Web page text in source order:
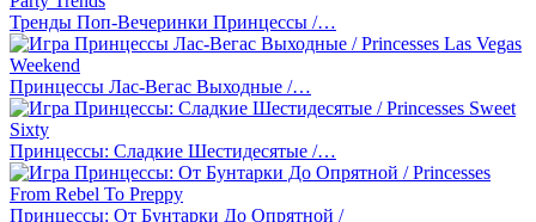
Тренды Поп-Вечеринки Принцессы /…
Принцессы Лас-Вегас Выходные /…
Принцессы: Сладкие Шестидесятые /…
Принцессы: От Бунтарки До Опрятной /